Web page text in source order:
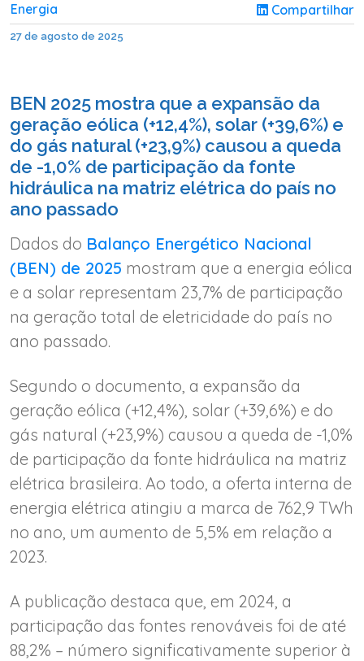
Energia Compartilhar
27 de agosto de 2025
BEN 2025 mostra que a expansão da
geração eólica (+12,4%), solar (+39,6%) e
do gás natural (+23,9%) causou a queda
de -1,0% de participação da fonte
hidráulica na matriz elétrica do país no
ano passado
Dados do Balanço Energético Nacional
(BEN) de 2025 mostram que a energia eólica
e a solar representam 23,7% de participação
na geração total de eletricidade do país no
ano passado.
Segundo o documento, a expansão da
geração eólica (+12,4%), solar (+39,6%) e do
gás natural (+23,9%) causou a queda de -1,0%
de participação da fonte hidráulica na matriz
elétrica brasileira. Ao todo, a oferta interna de
energia elétrica atingiu a marca de 762,9 TWh
no ano, um aumento de 5,5% em relação a
2023.
A publicação destaca que, em 2024, a
participação das fontes renováveis foi de até
88,2% – número significativamente superior à